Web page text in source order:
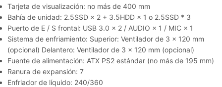
Tarjeta de visualización: no más de 400 mm
Bahía de unidad: 2.5SSD × 2 + 3.5HDD × 1 o 2.5SSD * 3
Puerto de E / S frontal: USB 3.0 × 2 / AUDIO × 1 / MIC × 1
Sistema de enfriamiento: Superior: Ventilador de 3 × 120 mm
(opcional) Delantero: Ventilador de 3 × 120 mm (opcional)
Fuente de alimentación: ATX PS2 estándar (no más de 195 mm)
Ranura de expansión: 7
Enfriador de líquido: 240/360